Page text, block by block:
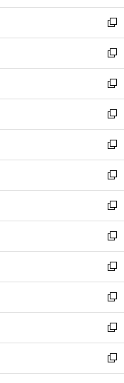
開
く
ウ
で
開
く
ン
ド
ウ
で
開
く
ウ
ィ
ン
ド
ウ
で
開
く
新
し
い
ウ
ィ
ン
ド
ウ
で
開
く
新
し
い
ウ
ィ
ン
ド
ウ
で
開
く
新
し
い
ウ
ィ
ン
ド
ウ
で
開
く
新
し
い
ウ
ィ
ン
ド
ウ
で
開
く
新
し
い
ウ
ィ
ン
ド
ウ
で
開
く
新
し
い
ウ
ィ
ン
ド
ウ
で
開
く
新
し
い
ウ
ィ
ン
ド
ウ
で
開
く
新
し
い
ウ
ィ
ン
ド
ウ
で
開
新
し
い
ウ
ィ
ン
ド
ウ
新
し
い
ウ
ィ
ン
新
し
い
ウ
新
し